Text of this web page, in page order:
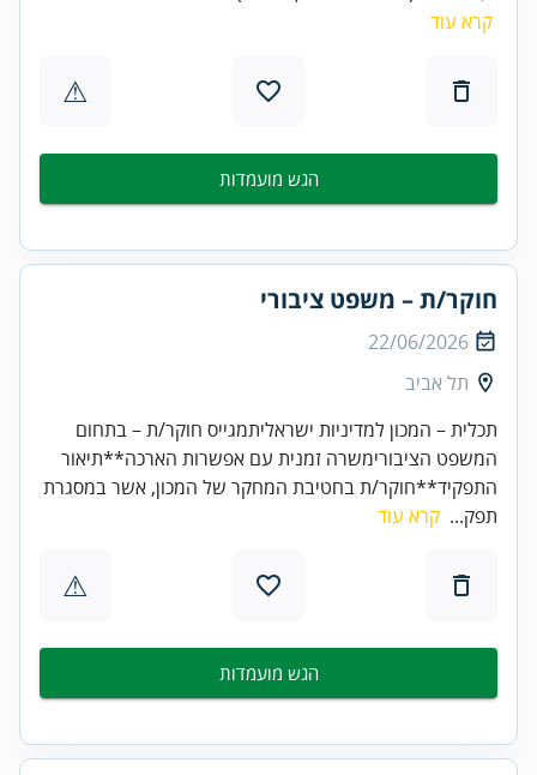
קרא עוד
⚠
הגש מועמדות
חוקר/ת – משפט ציבורי
22/06/2026
תל אביב
תכלית – המכון למדיניות ישראליתמגייס חוקר/ת – בתחום
המשפט הציבורימשרה זמנית עם אפשרות הארכה**תיאור
התפקיד**חוקר/ת בחטיבת המחקר של המכון, אשר במסגרת
תפק... קרא עוד
⚠
הגש מועמדות